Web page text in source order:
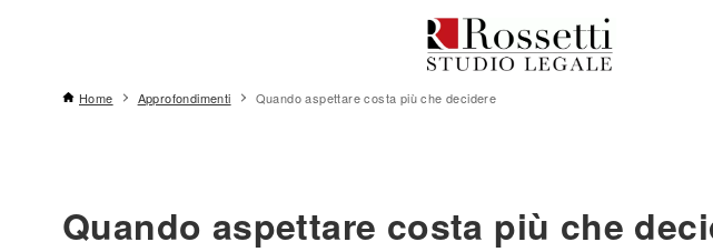
Home Approfondimenti Quando aspettare costa più che decidere
Quando aspettare costa più che